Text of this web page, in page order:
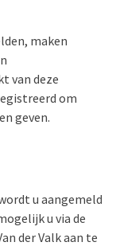
maken
van deze
om
geven.
u aangemeld
u via de
der Valk aan te